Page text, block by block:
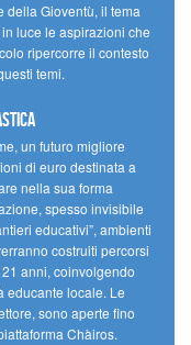
della Gioventù, il tema
luce le aspirazioni che
ripercorre il contesto
temi.
un futuro migliore
di euro destinata a
nella sua forma
spesso invisibile
educativi”, ambienti
costruiti percorsi
anni, coinvolgendo
educante locale. Le
sono aperte fino
Chàiros.